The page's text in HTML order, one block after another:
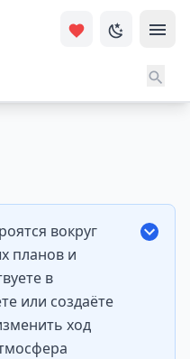
вокруг
планов и
в
или создаёте
ход